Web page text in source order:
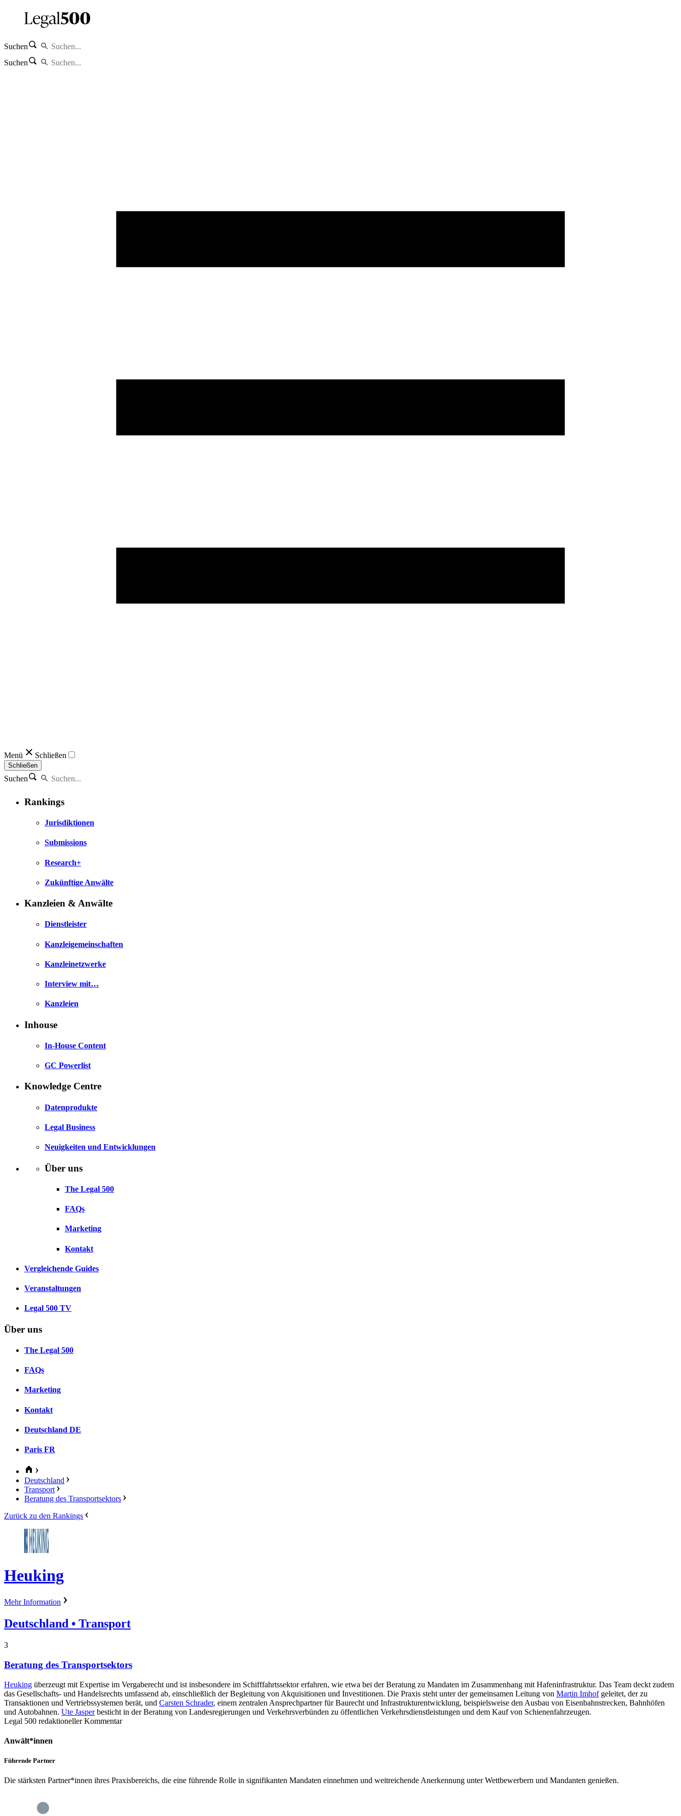
Suchen
Suchen
Menü Schließen
Schließen
Suchen
Rankings
Jurisdiktionen
Submissions
Research+
Zukünftige Anwälte
Kanzleien & Anwälte
Dienstleister
Kanzleigemeinschaften
Kanzleinetzwerke
Interview mit…
Kanzleien
Inhouse
In-House Content
GC Powerlist
Knowledge Centre
Datenprodukte
Legal Business
Neuigkeiten und Entwicklungen
Über uns
The Legal 500
FAQs
Marketing
Kontakt
Vergleichende Guides
Veranstaltungen
Legal 500 TV
Über uns
The Legal 500
FAQs
Marketing
Kontakt
Deutschland DE
Paris FR
Deutschland
Transport
Beratung des Transportsektors
Zurück zu den Rankings
Heuking
Mehr Information
Deutschland • Transport
3
Beratung des Transportsektors
Heuking überzeugt mit Expertise im Vergaberecht und ist insbesondere im Schifffahrtssektor erfahren, wie etwa bei der Beratung zu Mandaten im Zusammenhang mit Hafeninfrastruktur. Das Team deckt zudem
das Gesellschafts- und Handelsrechts umfassend ab, einschließlich der Begleitung von Akquisitionen und Investitionen. Die Praxis steht unter der gemeinsamen Leitung von Martin Imhofgeleitet, der zu
Transaktionen und Vertriebssystemen berät, und Carsten Schrader, einem zentralen Ansprechpartner für Baurecht und Infrastrukturentwicklung, beispielsweise den Ausbau von Eisenbahnstrecken, Bahnhöfen
und Autobahnen. Ute Jasperbesticht in der Beratung von Landesregierungen und Verkehrsverbünden zu öffentlichen Verkehrsdienstleistungen und dem Kauf von Schienenfahrzeugen.
Legal 500 redaktioneller Kommentar
Anwält*innen
Führende Partner
Die stärksten Partner*innen ihres Praxisbereichs, die eine führende Rolle in signifikanten Mandaten einnehmen und weitreichende Anerkennung unter Wettbewerbern und Mandanten genießen.